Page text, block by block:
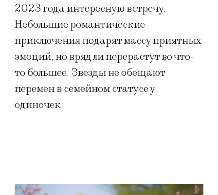
2023 года интересную встречу.
Небольшие романтические
приключения подарят массу приятных
эмоций, но вряд ли перерастут во что-
то большее. Звезды не обещают
перемен в семейном статусе у
одиночек.